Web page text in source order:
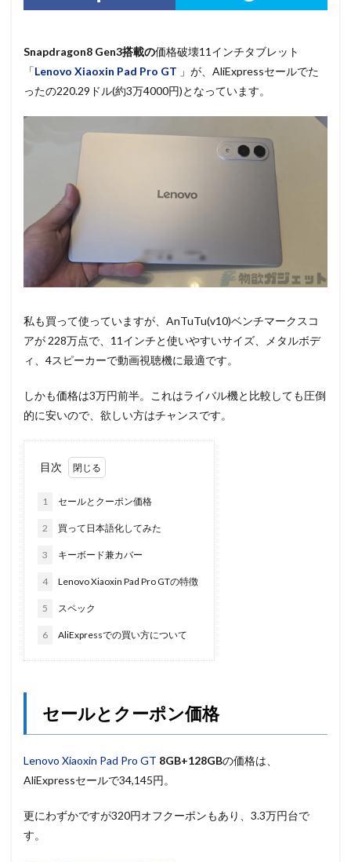
Snapdragon8 Gen3搭載の価格破壊11インチタブレット
「Lenovo Xiaoxin Pad Pro GT 」が、AliExpressセールでた
ったの220.29ドル(約3万4000円)となっています。
私も買って使っていますが、AnTuTu(v10)ベンチマークスコ
アが 228万点で、11インチと使いやすいサイズ、メタルボデ
ィ、4スピーカーで動画視聴機に最適です。
しかも価格は3万円前半。これはライバル機と比較しても圧倒
的に安いので、欲しい方はチャンスです。
目次
1 セールとクーポン価格
2 買って日本語化してみた
3 キーボード兼カバー
4 Lenovo Xiaoxin Pad Pro GTの特徴
5 スペック
6 AliExpressでの買い方について
セールとクーポン価格
Lenovo Xiaoxin Pad Pro GT 8GB+128GBの価格は、
AliExpressセールで34,145円。
更にわずかですが320円オフクーポンもあり、3.3万円台で
す。